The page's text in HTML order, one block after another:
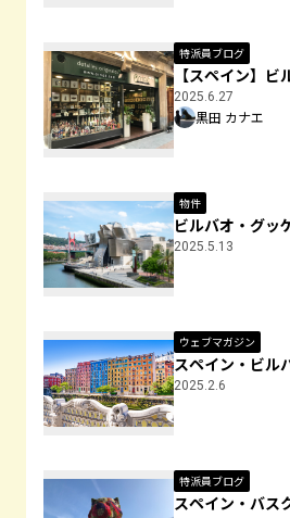
特派員ブログ
【スペイン】
2025.6.27
黒田 カナエ
物件
ビルバオ・グッ
2025.5.13
ウェブマガジン
スペイン・ビル
2025.2.6
特派員ブログ
スペイン・バ